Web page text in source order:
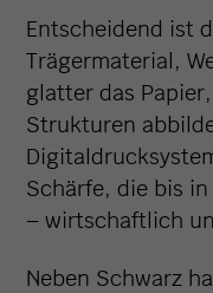
Entscheidend ist
Trägermaterial,
glatter das
Strukturen
Schärfe, die bis
– wirtschaftlich
Neben Schwarz